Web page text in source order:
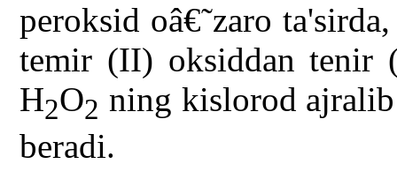
peroksid oâ€˜zaro
temir (II) oksiddan tenir
H2O2 ning kislorod
beradi.